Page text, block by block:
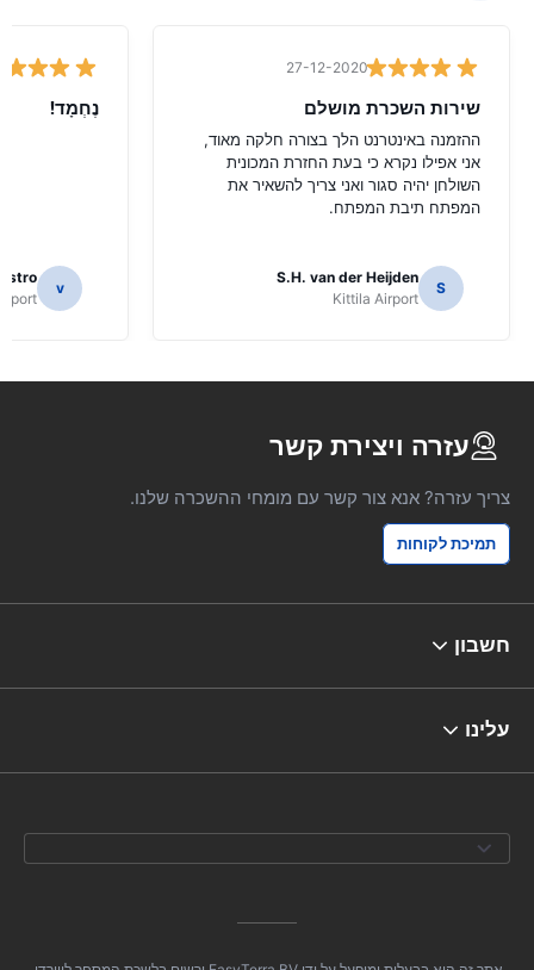
27-12-2020
שירות השכרת מושלם
ההזמנה באינטרנט הלך בצורה חלקה מאוד,
אני אפילו נקרא כי בעת החזרת המכונית
השולחן יהיה סגור ואני צריך להשאיר את
המפתח תיבת המפתח.
S
S.H. van der Heijden
Kittila Airport
נֶחְמָד!
v
עזרה ויצירת קשר
צריך עזרה? אנא צור קשר עם מומחי ההשכרה שלנו.
תמיכת לקוחות
חשבון
עלינו